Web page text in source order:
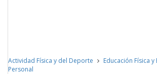
Actividad Física y del Deporte
Educación Física
Personal